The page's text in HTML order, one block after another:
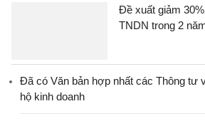
Đề xuất giảm
TNDN trong 2
Đã có Văn bản hợp nhất các Thông tư
hộ kinh doanh